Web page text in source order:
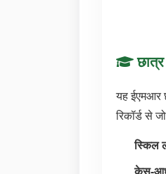
यह ईएमआर
रिकॉर्ड से
स्किल